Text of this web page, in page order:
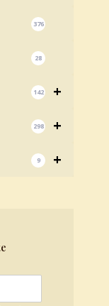
376
28
+
142
+
298
+
9